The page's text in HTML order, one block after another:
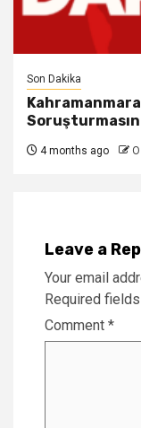
Son Dakika
4 months ago
Leave a
Your email
Required
Comment *